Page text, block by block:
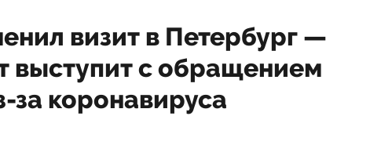
визит в Петербург —
выступит с обращением
за коронавируса